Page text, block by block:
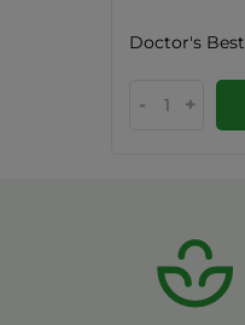
Doctor's Best
- +